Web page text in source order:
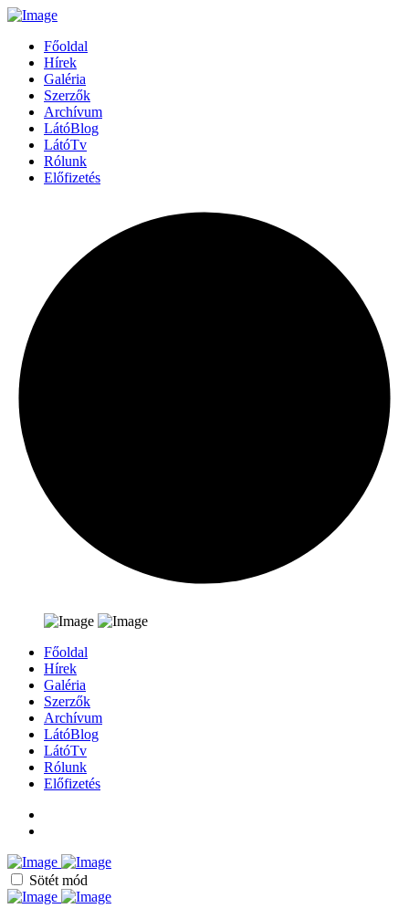
Főoldal
Hírek
Galéria
Szerzők
Archívum
LátóBlog
LátóTv
Rólunk
Előfizetés
Főoldal
Hírek
Galéria
Szerzők
Archívum
LátóBlog
LátóTv
Rólunk
Előfizetés
Sötét mód